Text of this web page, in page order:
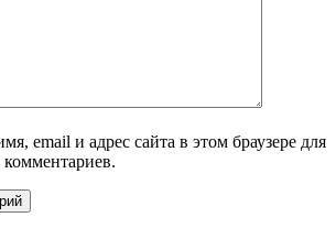
email и адрес сайта в этом браузере для